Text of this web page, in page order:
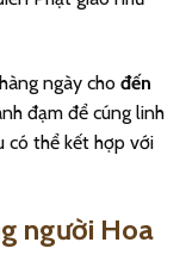
hàng ngày cho đến
đạm để cúng linh
có thể kết hợp với
người Hoa